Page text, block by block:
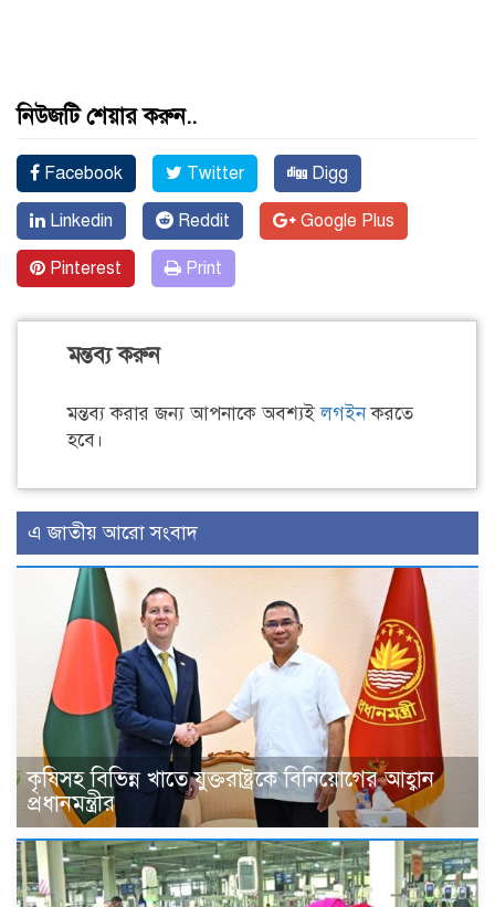
নিউজটি শেয়ার করুন..
Facebook Twitter Digg
Linkedin Reddit Google Plus
Pinterest Print
মন্তব্য করুন
মন্তব্য করার জন্য আপনাকে অবশ্যইলগইনকরতে
হবে।
এ জাতীয় আরো সংবাদ
কৃষিসহ বিভিন্ন খাতে যুক্তরাষ্ট্রকে বিনিয়োগের আহ্বান
প্রধানমন্ত্রীর